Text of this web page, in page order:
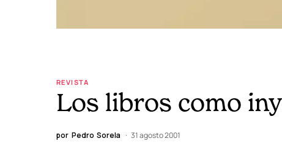
REVISTA
Los libros como
por Pedro Sorela 31 agosto 2001